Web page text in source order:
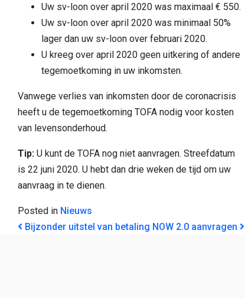
Uw sv-loon over april 2020 was maximaal € 550.
Uw sv-loon over april 2020 was minimaal 50%
lager dan uw sv-loon over februari 2020.
U kreeg over april 2020 geen uitkering of andere
tegemoetkoming in uw inkomsten.
Vanwege verlies van inkomsten door de coronacrisis
heeft u de tegemoetkoming TOFA nodig voor kosten
van levensonderhoud.
Tip:U kunt de TOFA nog niet aanvragen. Streefdatum
is 22 juni 2020. U hebt dan drie weken de tijd om uw
aanvraag in te dienen.
Posted in Nieuws
BERICHT NAVIGATIE
Bijzonder uitstel van betaling NOW 2.0 aanvragen